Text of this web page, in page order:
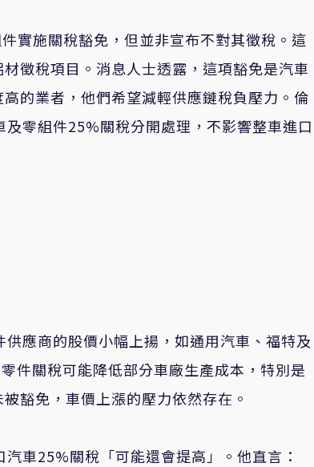
實施關稅豁免，但並非宣布不對其徵稅。這
徵稅項目。消息人士透露，這項豁免是汽車
的業者，他們希望減輕供應鏈稅負壓力。倫
及零組件25%關稅分開處理，不影響整車進口
應商的股價小幅上揚，如通用汽車、福特及
件關稅可能降低部分車廠生產成本，特別是
豁免，車價上漲的壓力依然存在。
汽車25%關稅「可能還會提高」。他直言：